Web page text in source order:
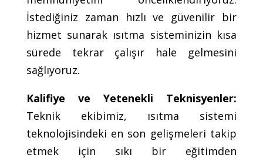
İstediğiniz zaman hızlı ve güvenilir bir
hizmet sunarak ısıtma sisteminizin kısa
sürede tekrar çalışır hale gelmesini
sağlıyoruz.
Kalifiye ve Yetenekli Teknisyenler:
Teknik ekibimiz, ısıtma sistemi
teknolojisindeki en son gelişmeleri takip
etmek için sıkı bir eğitimden